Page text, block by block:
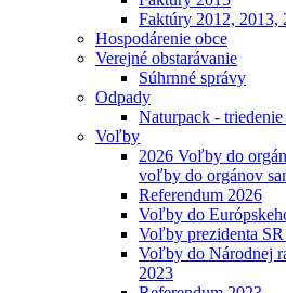
Faktúry 2012, 2013,
Hospodárenie obce
Verejné obstarávanie
Súhrnné správy
Odpady
Naturpack - triedenie
Voľby
2026 Voľby do
voľby do orgánov
Referendum 2026
Voľby do
Voľby prezidenta
Voľby do Národnej
2023